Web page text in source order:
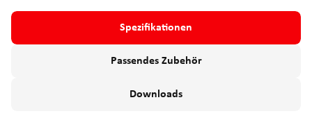
Spezifikationen
Passendes Zubehör
Downloads